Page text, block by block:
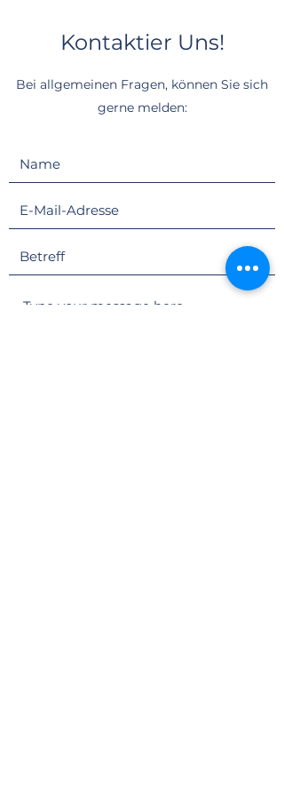
Kontaktier Uns!
Bei allgemeinen Fragen, können Sie sich
gerne melden: